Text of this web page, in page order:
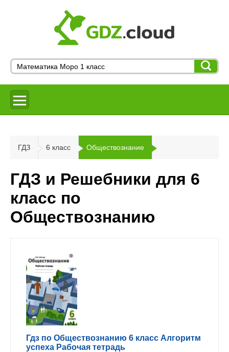
ГДЗ 6 класс Обществознание
ГДЗ и Решебники для 6
класс по
Обществознанию
Гдз по Обществознанию 6 класс Алгоритм
успеха Рабочая тетрадь